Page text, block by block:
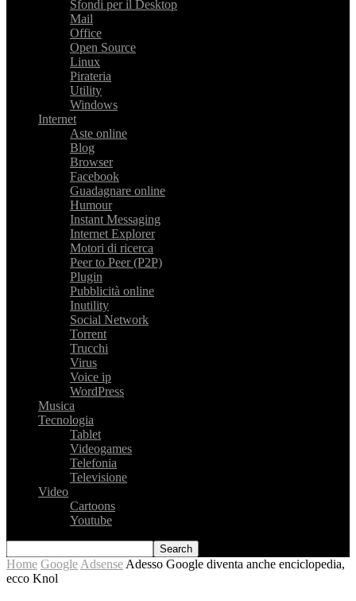
Sfondi per il Desktop
Mail
Office
Open Source
Linux
Pirateria
Utility
Windows
Internet
Aste online
Blog
Browser
Facebook
Guadagnare online
Humour
Instant Messaging
Internet Explorer
Motori di ricerca
Peer to Peer (P2P)
Plugin
Pubblicità online
Inutility
Social Network
Torrent
Trucchi
Virus
Voice ip
WordPress
Musica
Tecnologia
Tablet
Videogames
Telefonia
Televisione
Video
Cartoons
Youtube
Home Google Adsense Adesso Google diventa anche enciclopedia,
ecco Knol